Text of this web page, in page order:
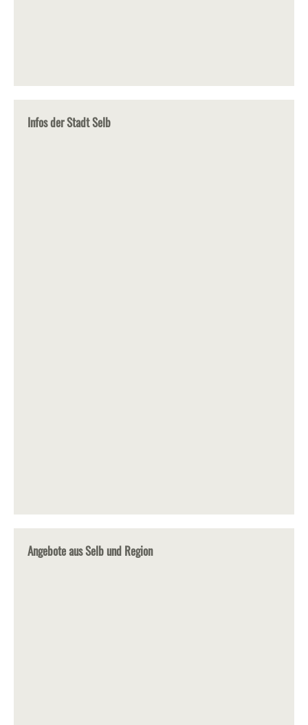
Infos der Stadt Selb
Angebote aus Selb und Region